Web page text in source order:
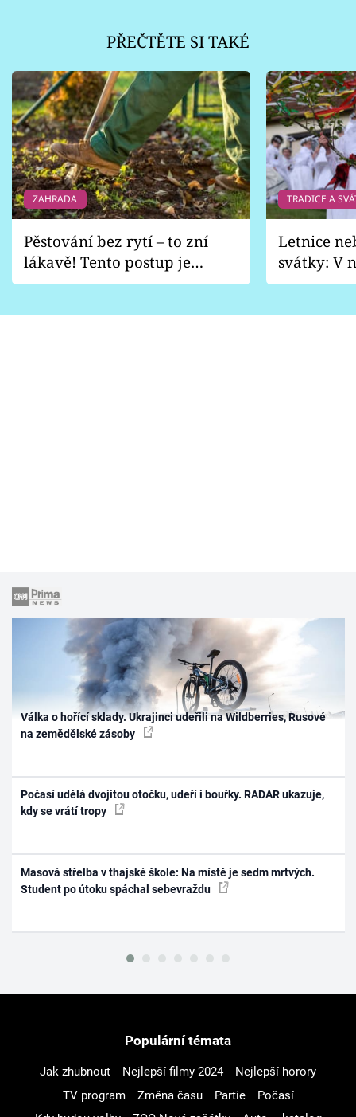
PŘEČTĚTE SI TAKÉ
ZAHRADA
Pěstování bez rytí – to zní
lákavě! Tento postup je
vhodný jen pro některé
TRADICE A
Letnice
svátky: V
pondělí
Válka o hořící sklady. Ukrajinci udeřili na Wildberries, Rusové
na zemědělské zásoby
Počasí udělá dvojitou otočku, udeří i bouřky. RADAR ukazuje,
kdy se vrátí tropy
Masová střelba v thajské škole: Na místě je sedm mrtvých.
Student po útoku spáchal sebevraždu
Populární témata
Jak zhubnout Nejlepší filmy 2024
Nejlepší horory
TV program
Změna času Partie
Počasí